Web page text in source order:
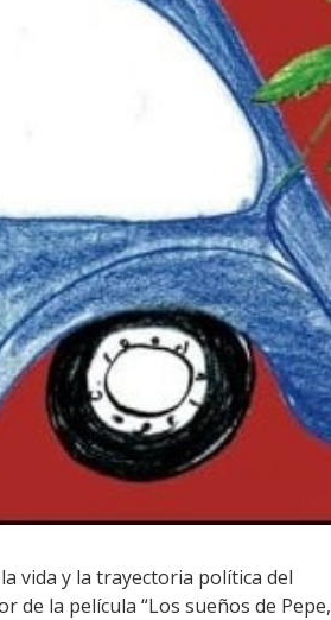
vida y la trayectoria política del
de la película “Los sueños de Pepe,